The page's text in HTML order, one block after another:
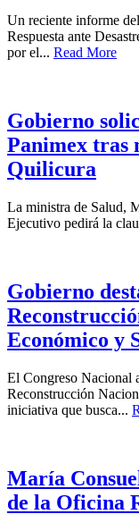
Un reciente informe
Respuesta ante
por el... Read More
Gobierno
Panimex tras
Quilicura
La ministra de Salud,
Ejecutivo pedirá la
Gobierno
Económico y
El Congreso Nacional
Reconstrucción
iniciativa que busca...
María
de la Oficina